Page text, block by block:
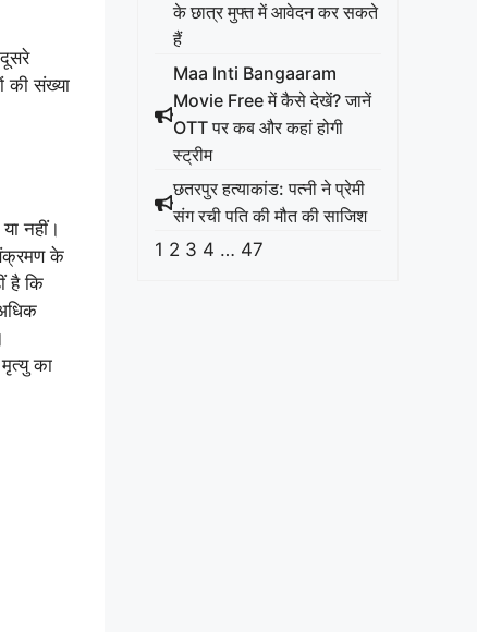
की संख्या
नहीं।
के
है कि
का
के छात्र मुफ्त में आवेदन कर सकते
हैं
Maa Inti Bangaaram
Movie Free में कैसे देखें? जानें
OTT पर कब और कहां होगी
स्ट्रीम
छतरपुर हत्याकांड: पत्नी ने प्रेमी
संग रची पति की मौत की साजिश
1 2 3 4 … 47